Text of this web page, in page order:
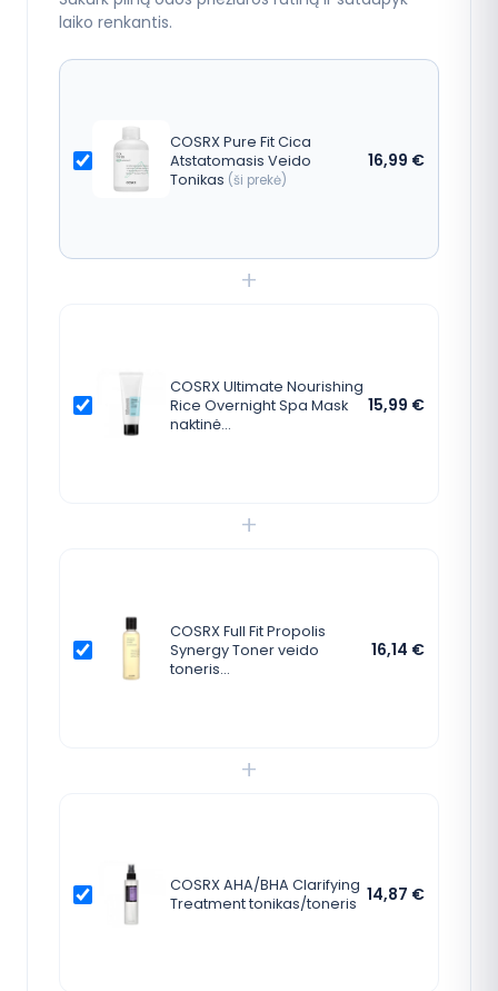
laiko renkantis.
COSRX Pure Fit Cica
Atstatomasis Veido
Tonikas (ši prekė)
16,99 €
+
COSRX Ultimate Nourishing
Rice Overnight Spa Mask
naktinė…
15,99 €
+
COSRX Full Fit Propolis
Synergy Toner veido
toneris…
16,14 €
+
COSRX AHA/BHA Clarifying
Treatment tonikas/toneris 14,87 €